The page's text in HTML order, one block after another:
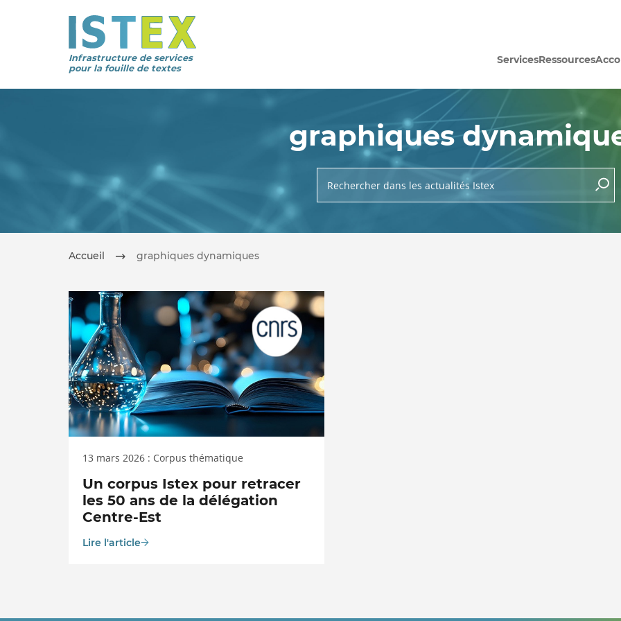
Infrastructure de services
pour la fouille de textes
ServicesRessources
graphiques
Rechercher dans les actualités Istex
Accueil graphiques dynamiques
13 mars 2026 : Corpus thématique
Un corpus Istex pour retracer
les 50 ans de la délégation
Centre-Est
Lire l'article